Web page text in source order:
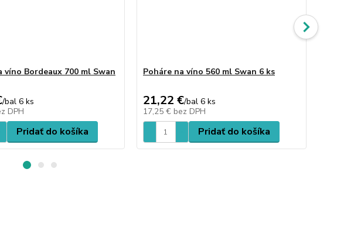
víno Bordeaux 700 ml Swan
/bal 6 ks
DPH
Pridať do košíka
Poháre na víno 560 ml Swan 6 ks
21,22 €/bal 6 ks
17,25 € bez DPH
Pridať do košíka